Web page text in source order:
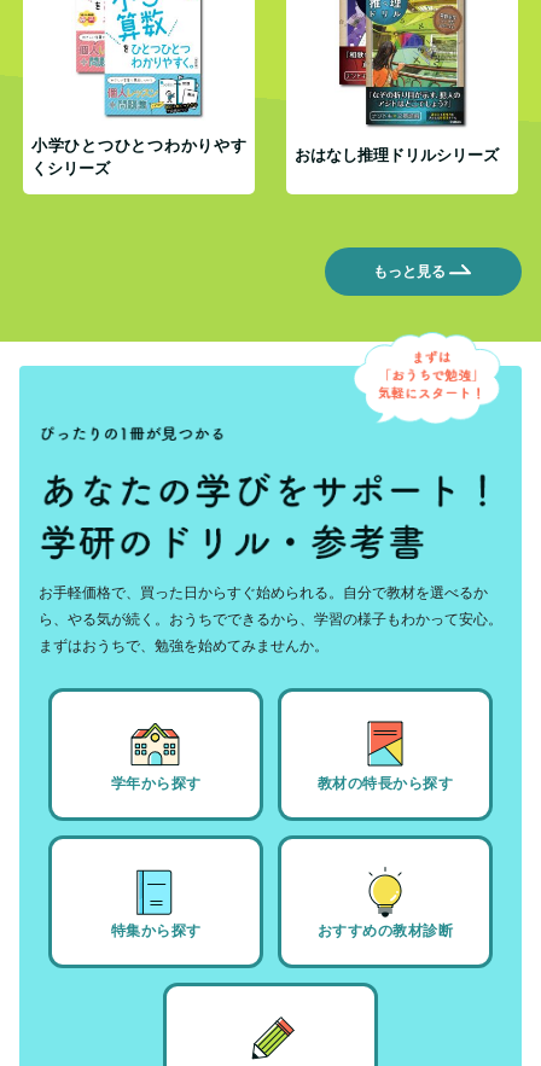
小学ひとつひとつわかりやす
くシリーズ
おはなし推理ドリルシリーズ
もっと見る
お手軽価格で、買った日からすぐ始められる。自分で教材を選べるか
ら、やる気が続く。おうちでできるから、学習の様子もわかって安心。
まずはおうちで、勉強を始めてみませんか。
学年から探す 教材の特長から探す
特集から探す おすすめの教材診断